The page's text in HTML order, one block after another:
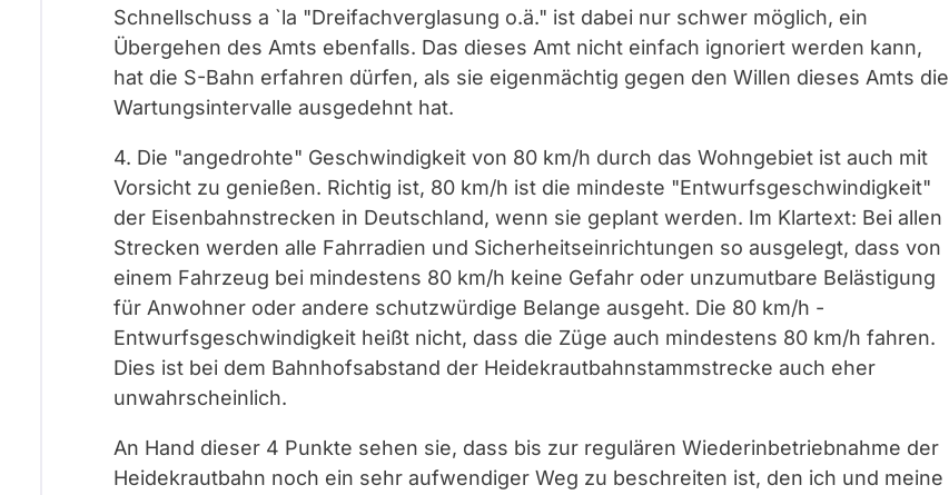
Schnellschuss a `la "Dreifachverglasung o.ä." ist dabei nur schwer möglich, ein
Übergehen des Amts ebenfalls. Das dieses Amt nicht einfach ignoriert werden kann,
hat die S-Bahn erfahren dürfen, als sie eigenmächtig gegen den Willen dieses Amts die
Wartungsintervalle ausgedehnt hat.
4. Die "angedrohte" Geschwindigkeit von 80 km/h durch das Wohngebiet ist auch mit
Vorsicht zu genießen. Richtig ist, 80 km/h ist die mindeste "Entwurfsgeschwindigkeit"
der Eisenbahnstrecken in Deutschland, wenn sie geplant werden. Im Klartext: Bei allen
Strecken werden alle Fahrradien und Sicherheitseinrichtungen so ausgelegt, dass von
einem Fahrzeug bei mindestens 80 km/h keine Gefahr oder unzumutbare Belästigung
für Anwohner oder andere schutzwürdige Belange ausgeht. Die 80 km/h -
Entwurfsgeschwindigkeit heißt nicht, dass die Züge auch mindestens 80 km/h fahren.
Dies ist bei dem Bahnhofsabstand der Heidekrautbahnstammstrecke auch eher
unwahrscheinlich.
An Hand dieser 4 Punkte sehen sie, dass bis zur regulären Wiederinbetriebnahme der
Heidekrautbahn noch ein sehr aufwendiger Weg zu beschreiten ist, den ich und meine